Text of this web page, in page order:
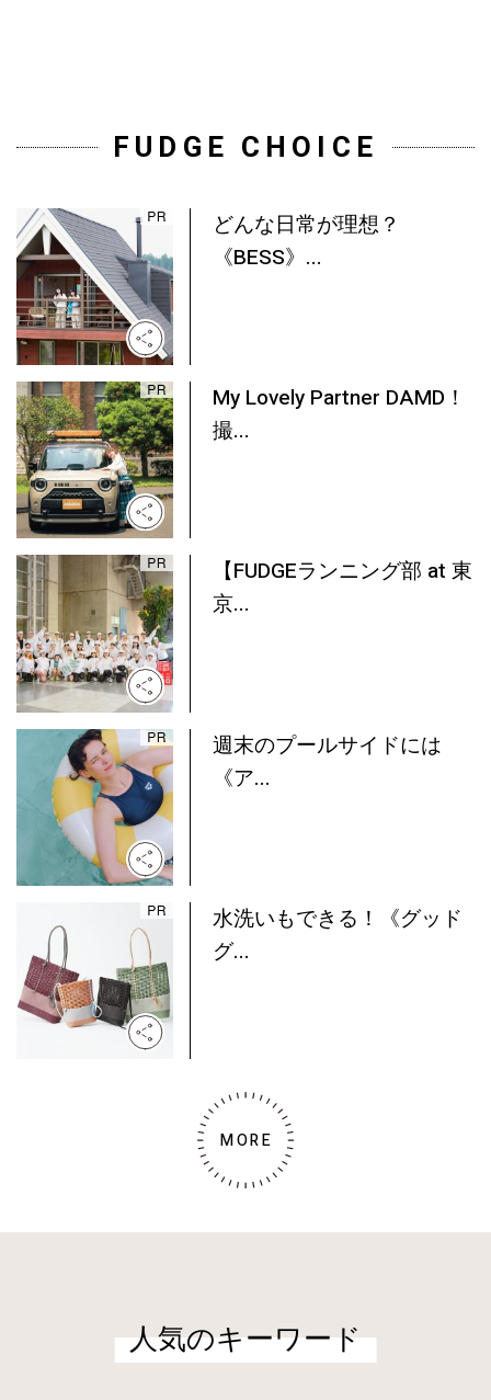
FUDGE CHOICE
どんな日常が理想？
《BESS》...
My Lovely Partner DAMD！
撮...
【FUDGEランニング部 at 東
京...
週末のプールサイドには
《ア...
水洗いもできる！《グッド
グ...
MORE
人気のキーワード